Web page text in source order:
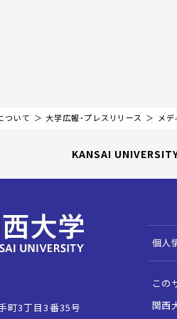
ついて 大学広報・プレスリリース メ
KANSAI
個人
この
関西
町3丁目3番35号